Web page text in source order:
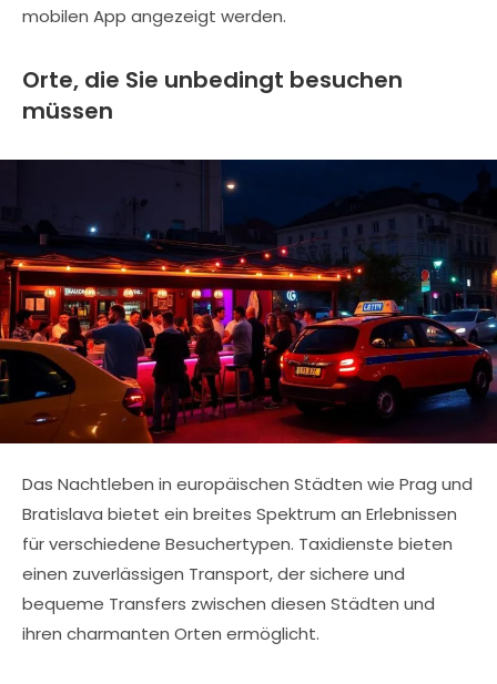
mobilen App angezeigt werden.
Orte, die Sie unbedingt besuchen
müssen
Das Nachtleben in europäischen Städten wie Prag und
Bratislava bietet ein breites Spektrum an Erlebnissen
für verschiedene Besuchertypen. Taxidienste bieten
einen zuverlässigen Transport, der sichere und
bequeme Transfers zwischen diesen Städten und
ihren charmanten Orten ermöglicht.